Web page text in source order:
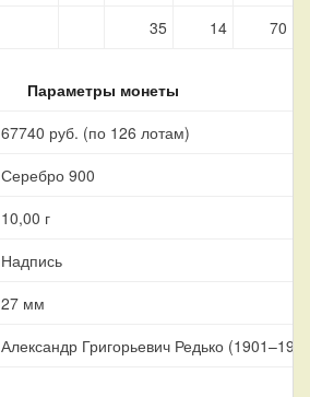
35 14 70
Параметры монеты
67740 руб. (по 126 лотам)
Серебро 900
10,00 г
Надпись
27 мм
Александр Григорьевич Редько